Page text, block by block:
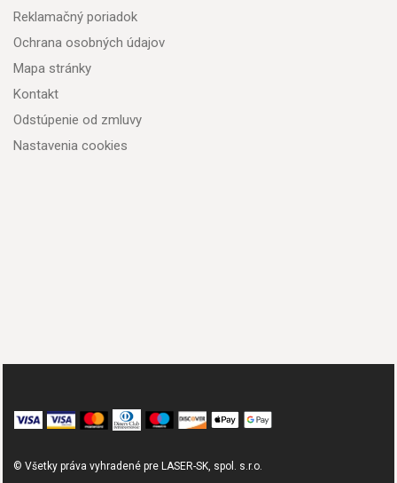
Reklamačný poriadok
Ochrana osobných údajov
Mapa stránky
Kontakt
Odstúpenie od zmluvy
Nastavenia cookies
© Všetky práva vyhradené pre LASER-SK, spol. s.r.o.